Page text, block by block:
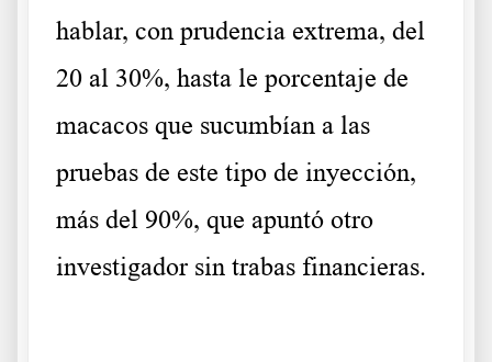
hablar, con prudencia extrema, del
20 al 30%, hasta le porcentaje de
macacos que sucumbían a las
pruebas de este tipo de inyección,
más del 90%, que apuntó otro
investigador sin trabas financieras.